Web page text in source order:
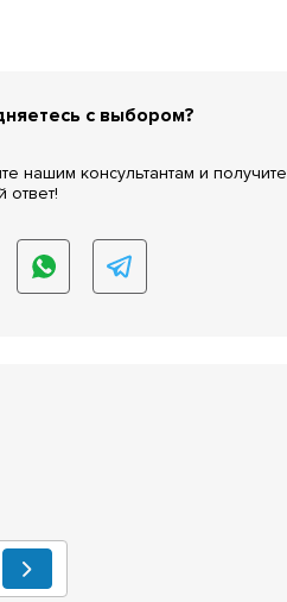
с выбором?
нашим консультантам и получите
ответ!